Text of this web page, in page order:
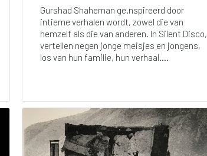
Gurshad Shaheman ge.nspireerd door
intieme verhalen wordt, zowel die van
hemzelf als die van anderen. In Silent Disco,
vertellen negen jonge meisjes en jongens,
los van hun familie, hun verhaal....